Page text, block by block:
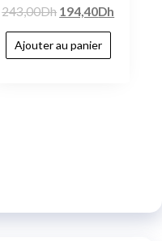
243,00Dh 194,40Dh
Ajouter au panier